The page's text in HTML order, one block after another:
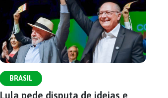
BRASIL
Lula pede disputa de ideias e